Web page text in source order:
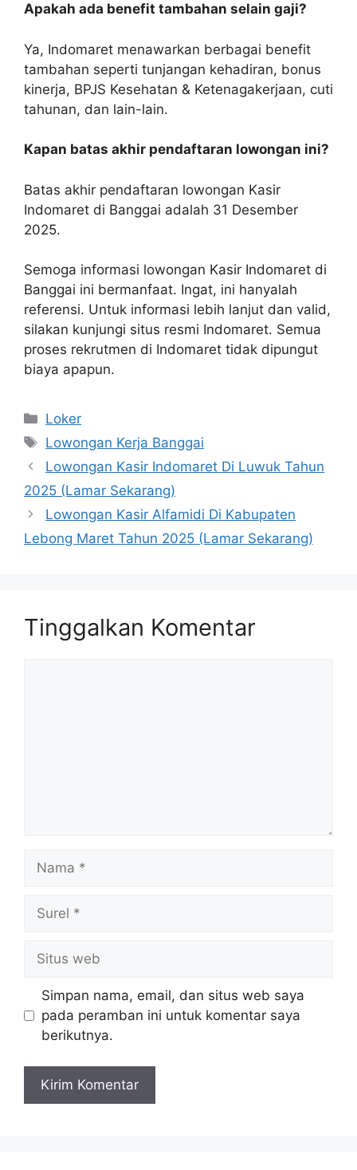
Apakah ada benefit tambahan selain gaji?
Ya, Indomaret menawarkan berbagai benefit
tambahan seperti tunjangan kehadiran, bonus
kinerja, BPJS Kesehatan & Ketenagakerjaan, cuti
tahunan, dan lain-lain.
Kapan batas akhir pendaftaran lowongan ini?
Batas akhir pendaftaran lowongan Kasir
Indomaret di Banggai adalah 31 Desember
2025.
Semoga informasi lowongan Kasir Indomaret di
Banggai ini bermanfaat. Ingat, ini hanyalah
referensi. Untuk informasi lebih lanjut dan valid,
silakan kunjungi situs resmi Indomaret. Semua
proses rekrutmen di Indomaret tidak dipungut
biaya apapun.
Kategori
Loker
Tag
Lowongan Kerja Banggai
Lowongan Kasir Indomaret Di Luwuk Tahun
2025 (Lamar Sekarang)
Lowongan Kasir Alfamidi Di Kabupaten
Lebong Maret Tahun 2025 (Lamar Sekarang)
Tinggalkan Komentar
Nama
Surel
Situs
web
Simpan nama, email, dan situs web saya
pada peramban ini untuk komentar saya
berikutnya.